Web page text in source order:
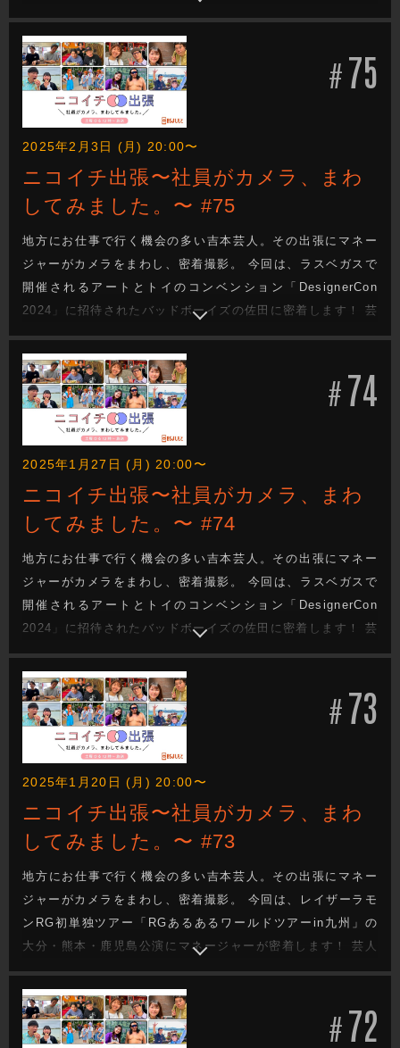
て成り立っているのが吉本興業のお仕事。その距離感で織り
なされる会話や、芸人のオフの顔、吉本興業社員のお仕事も
垣間見れます。(前編)
#75
2025年2月3日 (月) 20:00〜
ニコイチ出張〜社員がカメラ、まわ
してみました。〜 #75
地方にお仕事で行く機会の多い吉本芸人。その出張にマネー
ジャーがカメラをまわし、密着撮影。 今回は、ラスベガスで
開催されるアートとトイのコンベンション「DesignerCon
2024」に招待されたバッドボーイズの佐田に密着します！ 芸
人と社員が“ニコイチ”となって成り立っているのが吉本興業の
お仕事。その距離感で織りなされる会話や、芸人のオフの
顔、吉本興業社員のお仕事も垣間見れます。(後編)
#74
2025年1月27日 (月) 20:00〜
ニコイチ出張〜社員がカメラ、まわ
してみました。〜 #74
地方にお仕事で行く機会の多い吉本芸人。その出張にマネー
ジャーがカメラをまわし、密着撮影。 今回は、ラスベガスで
開催されるアートとトイのコンベンション「DesignerCon
2024」に招待されたバッドボーイズの佐田に密着します！ 芸
人と社員が“ニコイチ”となって成り立っているのが吉本興業の
お仕事。その距離感で織りなされる会話や、芸人のオフの
顔、吉本興業社員のお仕事も垣間見れます。(前編)
#73
2025年1月20日 (月) 20:00〜
ニコイチ出張〜社員がカメラ、まわ
してみました。〜 #73
地方にお仕事で行く機会の多い吉本芸人。その出張にマネー
ジャーがカメラをまわし、密着撮影。 今回は、レイザーラモ
ンRG初単独ツアー「RGあるあるワールドツアーin九州」の
大分・熊本・鹿児島公演にマネージャーが密着します！ 芸人
と社員が“ニコイチ”となって成り立っているのが吉本興業のお
仕事。その距離感で織りなされる会話や、芸人のオフの顔、
吉本興業社員のお仕事も垣間見れます。(後編)
#72